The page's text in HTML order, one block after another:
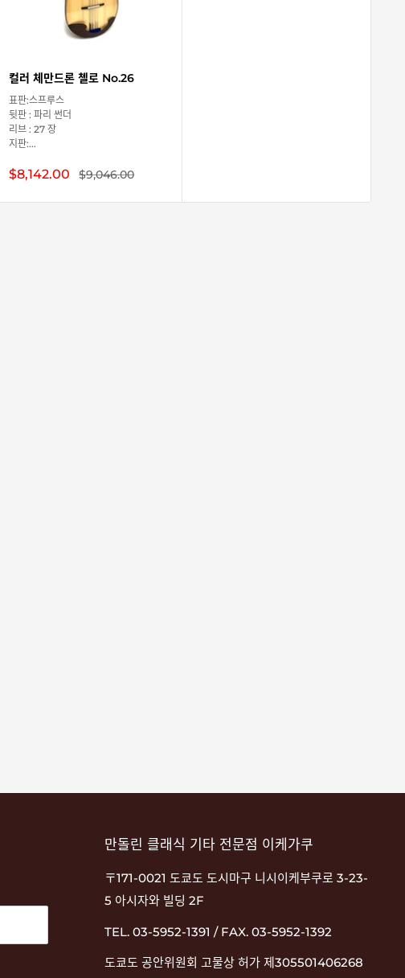
컬러 체만드론 첼로 No.26
표판:스프루스
뒷판 : 파리 썬더
리브 : 27 장
지판:...
판
가
$8,142.00 정
상
$9,046.00
만돌린 클래식 기타 전문점 이케가쿠
〒171-0021 도쿄도 도시마구 니시이케부쿠로 3-23-
5 아시자와 빌딩 2F
TEL. 03-5952-1391 / FAX. 03-5952-1392
도쿄도 공안위원회 고물상 허가 제305501406268